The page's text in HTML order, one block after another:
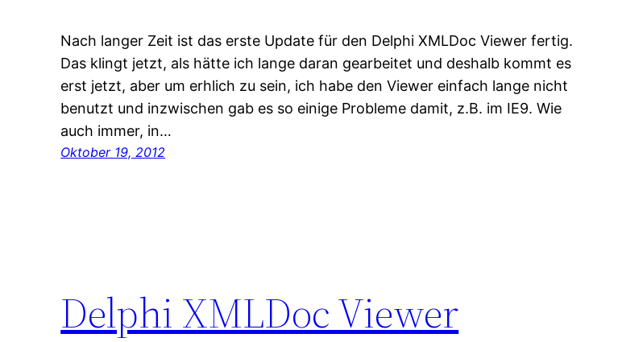
Nach langer Zeit ist das erste Update für den Delphi XMLDoc Viewer fertig.
Das klingt jetzt, als hätte ich lange daran gearbeitet und deshalb kommt es
erst jetzt, aber um erhlich zu sein, ich habe den Viewer einfach lange nicht
benutzt und inzwischen gab es so einige Probleme damit, z.B. im IE9. Wie
auch immer, in…
Oktober 19, 2012
Delphi XMLDoc Viewer